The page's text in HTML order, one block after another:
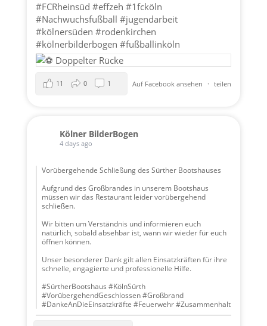
#FCRheinsüd #effzeh #1fcköln
#Nachwuchsfußball #jugendarbeit
#kölnersüden #rodenkirchen
#kölnerbilderbogen #fußballinköln
Auf Facebook ansehen · teilen
11 0 1
Kölner BilderBogen
4 days ago
Vorübergehende Schließung des Sürther Bootshauses
Aufgrund des Großbrandes in unserem Bootshaus
müssen wir das Restaurant leider vorübergehend
schließen.
Wir bitten um Verständnis und informieren euch
natürlich, sobald absehbar ist, wann wir wieder für euch
öffnen können.
Unser besonderer Dank gilt allen Einsatzkräften für ihre
schnelle, engagierte und professionelle Hilfe.
#SürtherBootshaus #KölnSürth
#VorübergehendGeschlossen #Großbrand
#DankeAnDieEinsatzkräfte #Feuerwehr #Zusammenhalt